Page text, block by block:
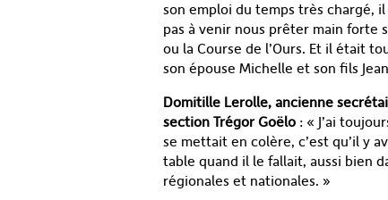
son emploi du temps très chargé,
pas à venir nous prêter main forte
ou la Course de l’Ours. Et il était
son épouse Michelle et son fils
Domitille Lerolle, ancienne
section Trégor Goëlo : « J’ai
se mettait en colère, c’est qu’il y
table quand il le fallait, aussi bien
régionales et nationales. »